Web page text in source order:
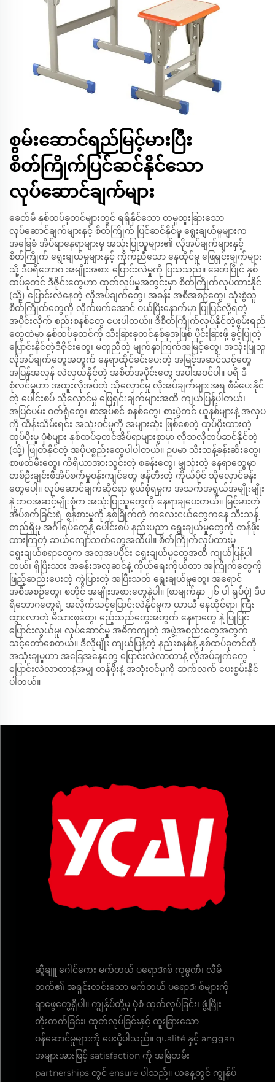
စွမ်းဆောင်ရည်မြင့်မားပြီး
စိတ်ကြိုက်ပြင်ဆင်နိုင်သော
လုပ်ဆောင်ချက်များ
ခေတ်မီ နှစ်ထပ်ခုတင်များတွင် ရရှိနိုင်သော တမူထူးခြားသော
လုပ်ဆောင်ချက်များနှင့် စိတ်ကြိုက် ပြင်ဆင်နိုင်မှု ရွေးချယ်မှုများက
အခြေခံ အိပ်ရာနေရာများမှ အသုံးပြုသူများ၏ လိုအပ်ချက်များနှင့်
စိတ်ကြိုက် ရွေးချယ်မှုများနှင့် ကိုက်ညီသော နေထိုင်မှု ဖြေရှင်းချက်များ
သို့ ဒီပရိဘောဂ အမျိုးအစား ပြောင်းလဲမှုကို ပြသသည်။ ခေတ်ပြိုင် နှစ်
ထပ်ခုတင် ဒီဇိုင်းတွေဟာ ထုတ်လုပ်မှုအတွင်းမှာ စိတ်ကြိုက်လုပ်ထားနိုင်
(သို့) ပြောင်းလဲနေတဲ့ လိုအပ်ချက်တွေ၊ အခန်း အစီအစဉ်တွေ၊ သုံးစွဲသူ
စိတ်ကြိုက်တွေကို လိုက်ဖက်အောင် ဝယ်ပြီးနောက်မှာ ပြုပြင်လို့ရတဲ့
အပိုင်းလိုက် စည်းစနစ်တွေ ပေးပါတယ်။ ဒီစိတ်ကြိုက်လုပ်နိုင်တဲ့စွမ်းရည်
တွေထဲမှာ နှစ်ထပ်ခုတင်ကို သီးခြားခုတင်နှစ်ခုအဖြစ် ပိုင်းခြားဖို့ ခွင့်ပြုတဲ့
ပြောင်းနိုင်တဲ့ဒီဇိုင်းတွေ၊ မတူညီတဲ့ မျက်နှာကြက်အမြင့်တွေ၊ အသုံးပြုသူ
လိုအပ်ချက်တွေအတွက် နေရာထိုင်ခင်းပေးတဲ့ အမြင့်အဆင်သင့်တွေ
အပြန်အလှန် လဲလှယ်နိုင်တဲ့ အစိတ်အပိုင်းတွေ အပါအဝင်ပါ။ ပရိ ဒီ
စုံလင်မှုဟာ အထူးလိုအပ်တဲ့ သိုလှောင်မှု လိုအပ်ချက်များအရ စီမံပေးနိုင်
တဲ့ ပေါင်းစပ် သိုလှောင်မှု ဖြေရှင်းချက်များအထိ ကျယ်ပြန့်ပါတယ်၊
အပြင်ပမ်း ဝတ်ရုံတွေ၊ စာအုပ်စင် စနစ်တွေ၊ စားပွဲတင် ယူနစ်များနဲ့ အလှပ
ကို ထိန်းသိမ်းရင်း အသုံးဝင်မှုကို အများဆုံး ဖြစ်စေတဲ့ ထုပ်ပိုးထားတဲ့
ထုပ်ပိုးမှု ပုံစံများ နှစ်ထပ်ခုတင်အိပ်ရာများစွာမှာ လိုသလိုတပ်ဆင်နိုင်တဲ့
(သို့) ဖြုတ်နိုင်တဲ့ အပိုပစ္စည်းတွေပါပါတယ်။ ဥပမာ သီးသန့်ခန်းဆီးတွေ၊
စာဖတ်မီးတွေ၊ ကိရိယာအားသွင်းတဲ့ စခန်းတွေ၊ မျှသုံးတဲ့ နေရာတွေမှာ
တစ်ဦးချင်းစီအိပ်စက်မှုဝန်းကျင်တွေ ဖန်တီးတဲ့ ကိုယ်ပိုင် သိုလှောင်ခန်း
တွေပေါ့။ လုပ်ဆောင်ချက်ဆိုင်ရာ စွယ်စုံရမှုက အသက်အရွယ်အမျိုးမျိုး
နဲ့ ဘဝအဆင့်မျိုးစုံက အသုံးပြုသူတွေကို နေရာချပေးတယ်။ မြင့်မားတဲ့
အိပ်စက်ခြင်းရဲ့ စွန့်စားမှုကို နှစ်ခြိုက်တဲ့ ကလေးငယ်တွေကနေ သီးသန့်
တည်ရှိမှု အင်္ဂါရပ်တွေနဲ့ ပေါင်းစပ် နည်းပညာ ရွေးချယ်မှုတွေကို တန်ဖိုး
ထားကြတဲ့ ဆယ်ကျော်သက်တွေအထိပါ။ စိတ်ကြိုက်လုပ်ထားမှု
ရွေးချယ်စရာတွေက အလှအပပိုင်း ရွေးချယ်မှုတွေအထိ ကျယ်ပြန့်ပါ
တယ်၊ ရှိပြီးသား အခန်းအလှဆင်နဲ့ ကိုယ်ရေးကိုယ်တာ အကြိုက်တွေကို
ဖြည့်ဆည်းပေးတဲ့ ကွဲပြားတဲ့ အပြီးသတ် ရွေးချယ်မှုတွေ၊ အရောင်
အစီအစဉ်တွေ၊ စတိုင် အမျိုးအစားတွေနဲ့ပါ။ [စာမျက်နှာ ၂၆ ပါ ရုပ်ပုံ] ဒီပ
ရိဘောဂတွေရဲ့ အလိုက်သင့်ပြောင်းလဲနိုင်မှုက ယာယီ နေထိုင်ရာ၊ ကြီး
ထွားလာတဲ့ မိသားစုတွေ၊ ဧည့်သည်တွေအတွက် နေရာတွေ နဲ့ ပြုပြင်
ပြောင်းလွယ်မှု၊ လုပ်ဆောင်မှု အဓိကကျတဲ့ အဖွဲ့အစည်းတွေအတွက်
သင့်တော်စေတယ်။ ဒီလိုမျိုး ကျယ်ပြန့်တဲ့ နည်းစနစ်နဲ့ နှစ်ထပ်ခုတင်ကို
အသုံးချမှုဟာ အခြေအနေတွေ ပြောင်းလဲလာတာနဲ့ လိုအပ်ချက်တွေ
ပြောင်းလဲလာတာနဲ့အမျှ တန်ဖိုးနဲ့ အသုံးဝင်မှုကို ဆက်လက် ပေးစွမ်းနိုင်
ပါတယ်။
ဆွီချူ ဂေါင်ကေး မက်တယ် ပရောဒักစ် ကုမ္ပဏီ၊ လီမိ
တက်၏ အရှင်းလင်းသော မက်တယ် ပရောဒักစ်များကို
ရှာဖွေတွေ့ရှိပါ။ ကျွန်ုပ်တို့မှ ပုံစံ ထုတ်လုပ်ခြင်း၊ ဖွံ့ဖြိုး
တိုးတက်ခြင်း၊ ထုတ်လုပ်ခြင်းနှင့် ထူးခြားသော
ဝန်ဆောင်မှုများကို ပေးပို့ပါသည်။ qualité နှင့် anggan
အများအားဖြင့် satisfaction ကို အမြဲတမ်း
partnerships တွင် ensure ပါသည်။ ယနေ့တွင် ကျွန်ုပ်